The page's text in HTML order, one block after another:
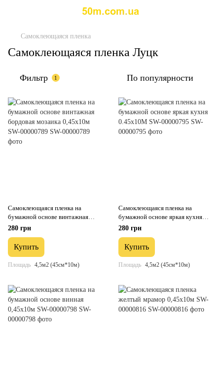
Самоклеющаяся пленка
Самоклеющаяся пленка Луцк
Фильтр 1 По популярности
Самоклеющаяся пленка на
бумажной основе винтажная
бордовая мозаика 0,45х10м SW-
280 грн
Купить
Площадь 4,5м2 (45см*10м)
Самоклеющаяся пленка на
бумажной основе яркая кухня
0.45х10M SW-00000795
280 грн
Купить
Площадь 4,5м2 (45см*10м)